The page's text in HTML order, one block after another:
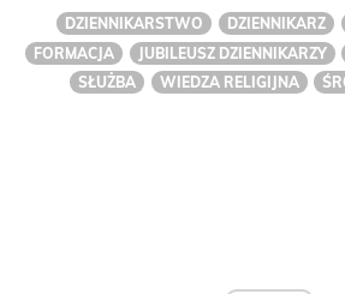
DZIENNIKARSTWO DZIENNIKARZ
FORMACJA
JUBILEUSZ DZIENNIKARZY
SŁUŻBA
WIEDZA RELIGIJNA